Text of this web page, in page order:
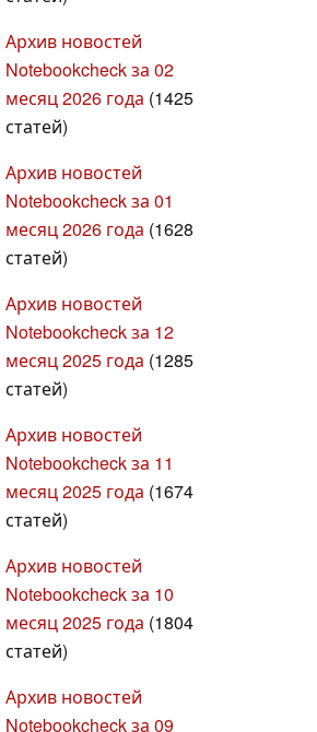
Архив новостей
Notebookcheck за 02
месяц 2026 года (1425
статей)
Архив новостей
Notebookcheck за 01
месяц 2026 года (1628
статей)
Архив новостей
Notebookcheck за 12
месяц 2025 года (1285
статей)
Архив новостей
Notebookcheck за 11
месяц 2025 года (1674
статей)
Архив новостей
Notebookcheck за 10
месяц 2025 года (1804
статей)
Архив новостей
Notebookcheck за 09